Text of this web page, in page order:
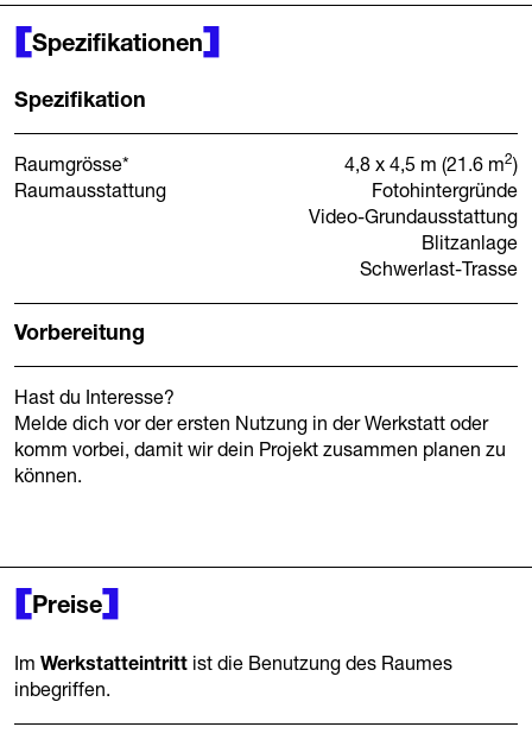
Spezifikationen
Spezifikation
Raumgrösse* 4,8 x 4,5 m (21.6 m2)
Raumausstattung
Fotohintergründe
Video-Grundausstattung
Blitzanlage
Schwerlast-Trasse
Vorbereitung
Hast du Interesse?
Melde dich vor der ersten Nutzung in der Werkstatt oder
komm vorbei, damit wir dein Projekt zusammen planen zu
können.
Preise
Im Werkstatteintritt ist die Benutzung des Raumes
inbegriffen.